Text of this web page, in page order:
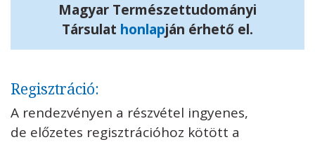
Magyar Természettudományi
Társulat honlapján érhető el.
Regisztráció:
A rendezvényen a részvétel ingyenes,
de előzetes regisztrációhoz kötött a